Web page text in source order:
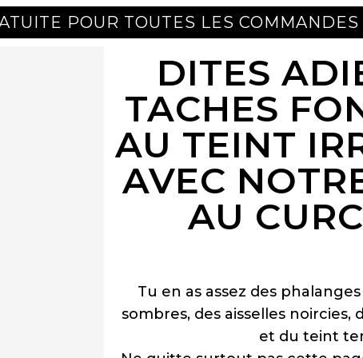
POUR TOUTES LES COMMANDES
DITES
TACHES
AU TEINT
AVEC
AU
Tu en as assez des
sombres, des aisselles noircies,
et du teint